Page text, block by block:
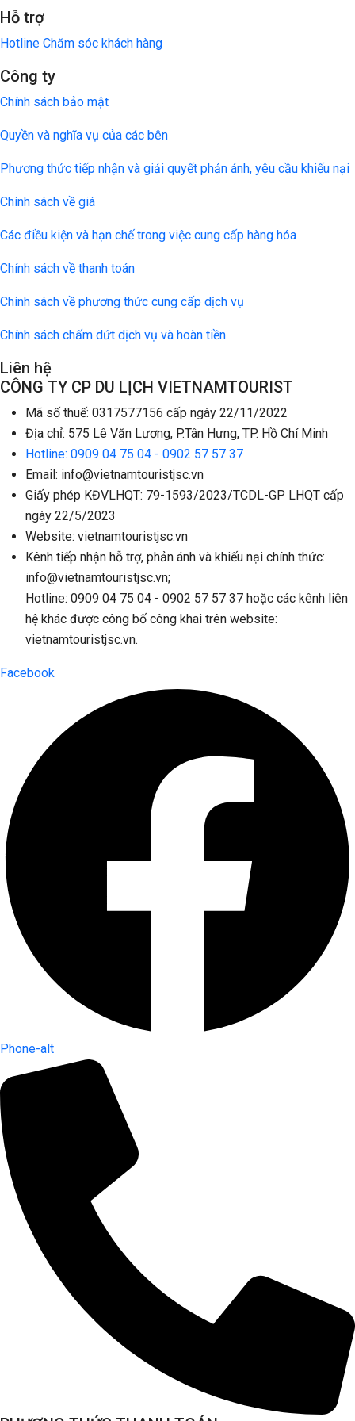
Hỗ trợ
Hotline Chăm sóc khách hàng
Công ty
Chính sách bảo mật
Quyền và nghĩa vụ của các bên
Phương thức tiếp nhận và giải quyết phản ánh, yêu cầu khiếu nại
Chính sách về giá
Các điều kiện và hạn chế trong việc cung cấp hàng hóa
Chính sách về thanh toán
Chính sách về phương thức cung cấp dịch vụ
Chính sách chấm dứt dịch vụ và hoàn tiền
Liên hệ
CÔNG TY CP DU LỊCH VIETNAMTOURIST
Mã số thuế: 0317577156 cấp ngày 22/11/2022
Địa chỉ: 575 Lê Văn Lương, P.Tân Hưng, TP. Hồ Chí Minh
Hotline: 0909 04 75 04 - 0902 57 57 37
Email: info@vietnamtouristjsc.vn
Giấy phép KĐVLHQT: 79-1593/2023/TCDL-GP LHQT cấp
ngày 22/5/2023
Website: vietnamtouristjsc.vn
Kênh tiếp nhận hỗ trợ, phản ánh và khiếu nại chính thức:
info@vietnamtouristjsc.vn;
Hotline: 0909 04 75 04 - 0902 57 57 37 hoặc các kênh liên
hệ khác được công bố công khai trên website:
vietnamtouristjsc.vn.
Facebook
Phone-alt